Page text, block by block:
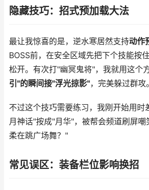
隐藏技巧：招式预加载大法
最让我惊喜的是，逆水寒居然支持动作
BOSS前，在安全区域先把下个技能按
松开。有次打"幽冥鬼将"，我就用这个方
引"的瞬间接"浮光掠影"，完美躲过群攻。
不过这个技巧需要练习，我刚开始用时
月神话"按成"月华"，被帮会频道刷屏
柔在跳广场舞？"
常见误区：装备栏位影响换招